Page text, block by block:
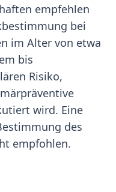
empfehlen
bei
im Alter von etwa
bis
Risiko,
wird. Eine
des
empfohlen.